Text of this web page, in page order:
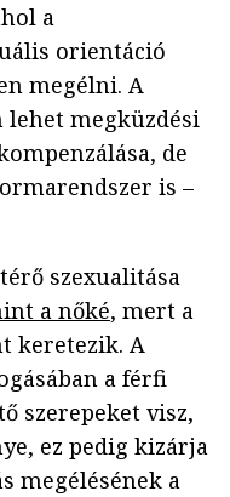
a
orientáció
megélni. A
lehet megküzdési
de
is –
szexualitása
a nőké, mert a
keretezik. A
a férfi
szerepeket visz,
ez pedig kizárja
megélésének a